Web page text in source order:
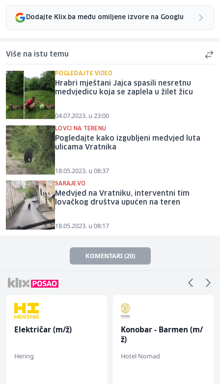
Dodajte Klix.ba među omiljene izvore na Googlu
Više na istu temu
POGLEDAJTE VIDEO
Hrabri mještani Jajca spasili nesretnu
medvjedicu koja se zaplela u žilet žicu
04.07.2023. u 23:00
LOVCI NA TERENU
Pogledajte kako izgubljeni medvjed luta
ulicama Vratnika
18.05.2023. u 08:37
SARAJEVO
Medvjed na Vratniku, interventni tim
lovačkog društva upućen na teren
18.05.2023. u 08:17
KOMENTARI (20)
Električar (m/ž)
Hering
Konobar - Barmen (m/
ž)
Hotel Nomad